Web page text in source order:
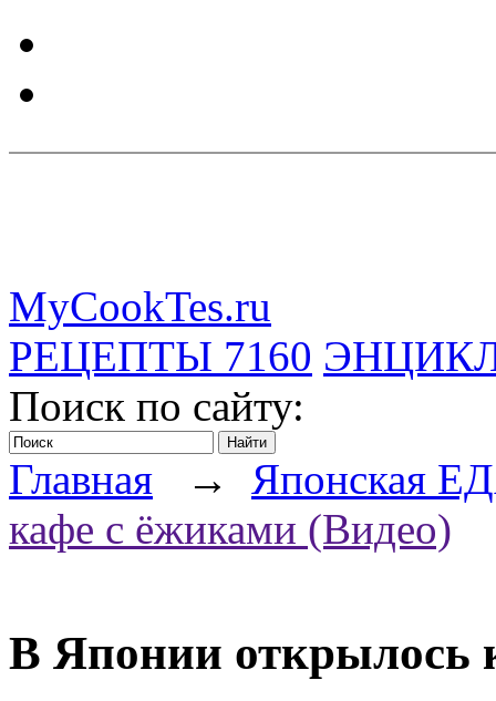
MyCookTes.ru
РЕЦЕПТЫ 7160
Поиск по сайту:
Главная → Японская
кафе с ёжиками (Видео)
В Японии открылось